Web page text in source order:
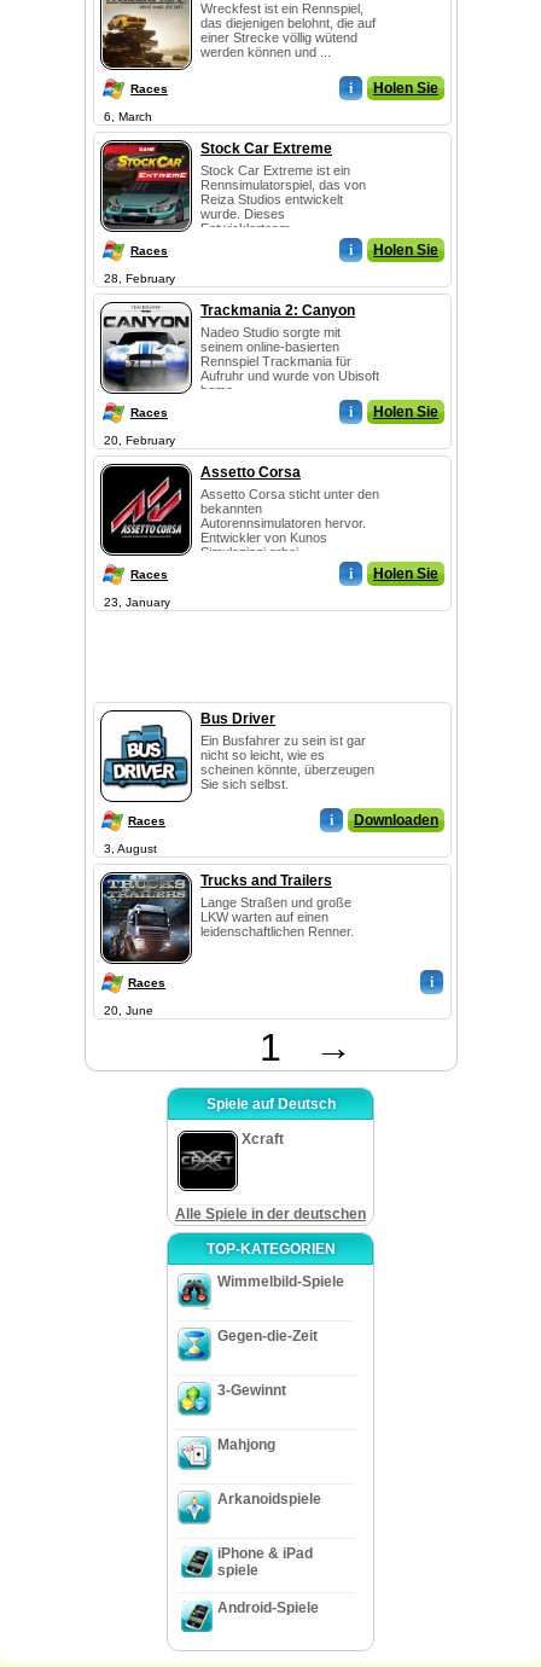
Wreckfest ist ein Rennspiel,
das diejenigen belohnt, die auf
einer Strecke völlig wütend
werden können und ...
Races i Holen Sie
6, March
Stock Car Extreme
Stock Car Extreme ist ein
Rennsimulatorspiel, das von
Reiza Studios entwickelt
wurde. Dieses
Entwicklerteam...
Races i Holen Sie
28, February
Trackmania 2: Canyon
Nadeo Studio sorgte mit
seinem online-basierten
Rennspiel Trackmania für
Aufruhr und wurde von Ubisoft
beme...
Races i Holen Sie
20, February
Assetto Corsa
Assetto Corsa sticht unter den
bekannten
Autorennsimulatoren hervor.
Entwickler von Kunos
Simulazioni arbei...
Races i Holen Sie
23, January
Bus Driver
Ein Busfahrer zu sein ist gar
nicht so leicht, wie es
scheinen könnte, überzeugen
Sie sich selbst.
Races i Downloaden
3, August
Trucks and Trailers
Lange Straßen und große
LKW warten auf einen
leidenschaftlichen Renner.
Races i
20, June
1 →
Spiele auf Deutsch
Xcraft
Alle Spiele in der deutschen
TOP-KATEGORIEN
Wimmelbild-Spiele
Gegen-die-Zeit
3-Gewinnt
Mahjong
Arkanoidspiele
iPhone & iPad
spiele
Android-Spiele